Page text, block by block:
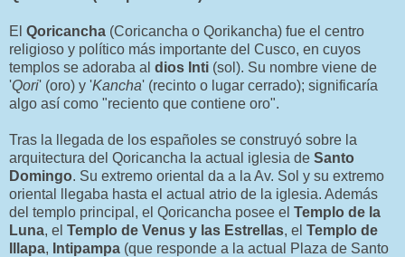
El Qoricancha (Coricancha o Qorikancha) fue el centro
religioso y político más importante del Cusco, en cuyos
templos se adoraba al dios Inti (sol). Su nombre viene de
'Qori' (oro) y 'Kancha' (recinto o lugar cerrado); significaría
algo así como "reciento que contiene oro".
Tras la llegada de los españoles se construyó sobre la
arquitectura del Qoricancha la actual iglesia de Santo
Domingo. Su extremo oriental da a la Av. Sol y su extremo
oriental llegaba hasta el actual atrio de la iglesia. Además
del templo principal, el Qoricancha posee el Templo de la
Luna, el Templo de Venus y las Estrellas, el Templo de
Illapa, Intipampa (que responde a la actual Plaza de Santo